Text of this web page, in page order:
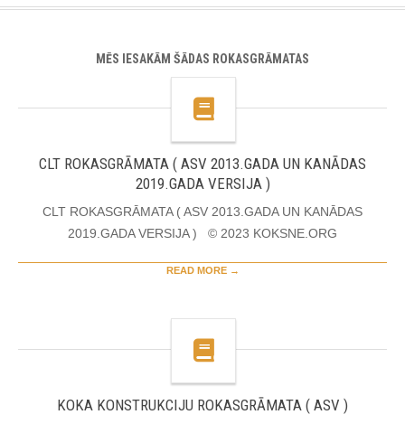
MĒS IESAKĀM ŠĀDAS ROKASGRĀMATAS
CLT ROKASGRĀMATA ( ASV 2013.GADA UN KANĀDAS
2019.GADA VERSIJA )
CLT ROKASGRĀMATA ( ASV 2013.GADA UN KANĀDAS
2019.GADA VERSIJA ) © 2023 KOKSNE.ORG
READ MORE →
KOKA KONSTRUKCIJU ROKASGRĀMATA ( ASV )